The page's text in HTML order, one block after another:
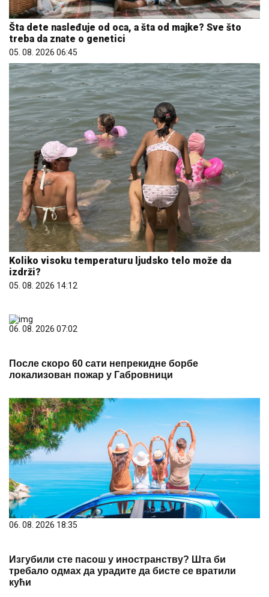
Šta dete nasleđuje od oca, a šta od majke? Sve što
treba da znate o genetici
05. 08. 2026 06:45
Koliko visoku temperaturu ljudsko telo može da
izdrži?
05. 08. 2026 14:12
06. 08. 2026 07:02
После скоро 60 сати непрекидне борбе
локализован пожар у Габровници
06. 08. 2026 18:35
Изгубили сте пасош у иностранству? Шта би
требало одмах да урадите да бисте се вратили
кући